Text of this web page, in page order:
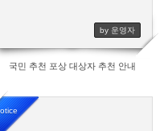
by 운영자
국민 추천 포상 대상자 추천 안내